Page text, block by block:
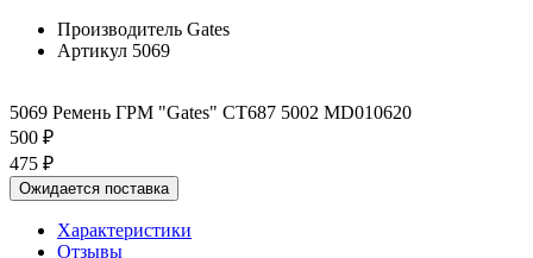
Производитель Gates
Артикул 5069
5069 Ремень ГРМ "Gates" CT687 5002 MD010620
500 ₽
475 ₽
Ожидается поставка
Характеристики
Отзывы